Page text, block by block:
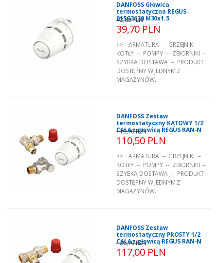
DANFOSS Głowica
termostatyczna REGUS
015G3630 M30x1.5
39,70 PLN
42,80 PLN
>> ARMATURA -- GRZEJNIKI --
KOTŁY -- POMPY -- ZBIORNIKI --
SZYBKA DOSTAWA -- PRODUKT
DOSTĘPNY W JEDNYM Z
MAGAZYNÓW...
DANFOSS Zestaw
termostatyczny KĄTOWY 1/2
CALA z głowicą REGUS RAN-N
110,50 PLN
119,10 PLN
>> ARMATURA -- GRZEJNIKI --
KOTŁY -- POMPY -- ZBIORNIKI --
SZYBKA DOSTAWA -- PRODUKT
DOSTĘPNY W JEDNYM Z
MAGAZYNÓW...
DANFOSS Zestaw
termostatyczny PROSTY 1/2
CALA z głowicą REGUS RAN-N
117,00 PLN
126,10 PLN